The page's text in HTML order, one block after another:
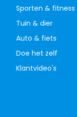
Sporten & fitness
Tuin & dier
Auto & fiets
Doe het zelf
Klantvideo's